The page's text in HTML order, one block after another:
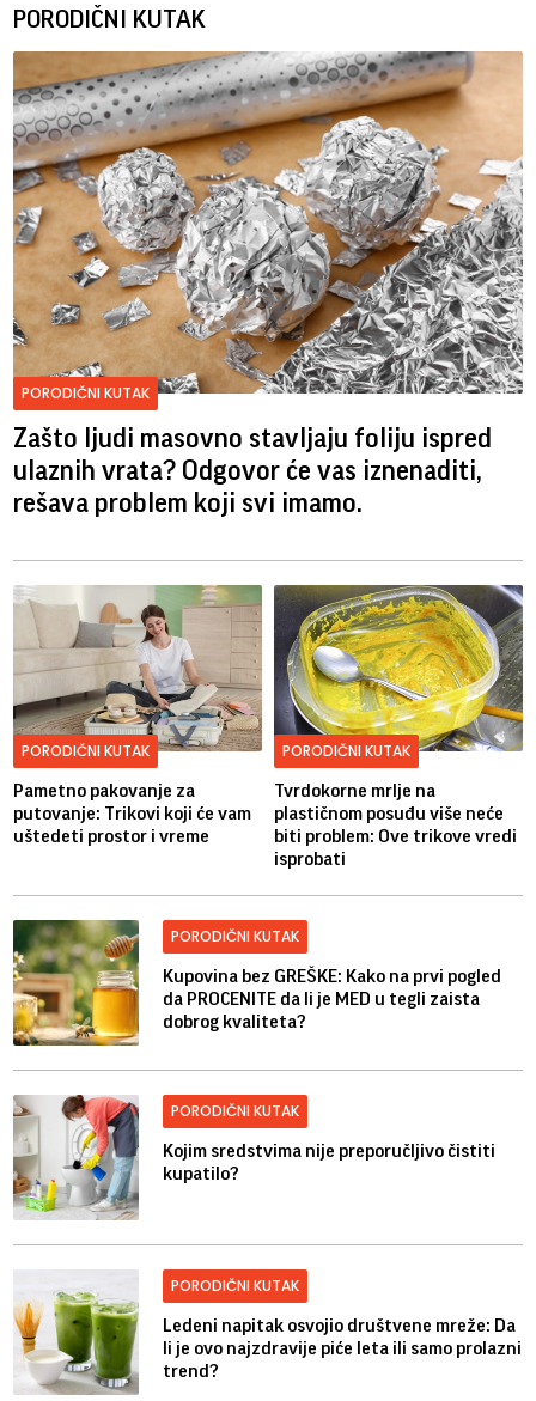
PORODIČNI KUTAK
PORODIČNI KUTAK
Zašto ljudi masovno stavljaju foliju ispred
ulaznih vrata? Odgovor će vas iznenaditi,
rešava problem koji svi imamo.
PORODIČNI KUTAK
Pametno pakovanje za
putovanje: Trikovi koji će vam
uštedeti prostor i vreme
PORODIČNI KUTAK
Tvrdokorne mrlje na
plastičnom posuđu više neće
biti problem: Ove trikove vredi
isprobati
PORODIČNI KUTAK
Kupovina bez GREŠKE: Kako na prvi pogled
da PROCENITE da li je MED u tegli zaista
dobrog kvaliteta?
PORODIČNI KUTAK
Kojim sredstvima nije preporučljivo čistiti
kupatilo?
PORODIČNI KUTAK
Ledeni napitak osvojio društvene mreže: Da
li je ovo najzdravije piće leta ili samo prolazni
trend?